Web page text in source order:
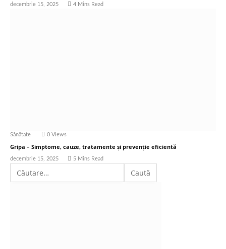
decembrie 15, 2025 4 Mins Read
Sănătate 0 Views
Gripa – Simptome, cauze, tratamente și prevenție eficientă
decembrie 15, 2025 5 Mins Read